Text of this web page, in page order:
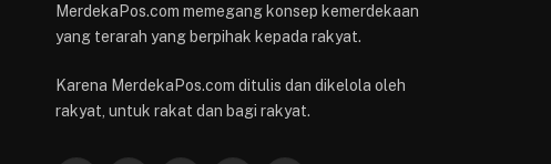
MerdekaPos.com memegang konsep kemerdekaan
yang terarah yang berpihak kepada rakyat.
Karena MerdekaPos.com ditulis dan dikelola oleh
rakyat, untuk rakat dan bagi rakyat.